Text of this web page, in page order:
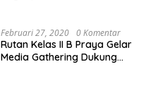
Februari 27, 2020 0 Komentar
Rutan Kelas II B Praya Gelar
Media Gathering Dukung